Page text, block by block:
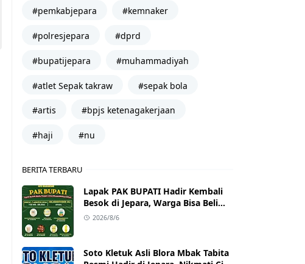
#pemkabjepara #kemnaker
#polresjepara #dprd
#bupatijepara #muhammadiyah
#atlet Sepak takraw #sepak bola
#artis #bpjs ketenagakerjaan
#haji #nu
BERITA TERBARU
Lapak PAK BUPATI Hadir Kembali
Besok di Jepara, Warga Bisa Beli
Beras hingga Minyak Goreng
2026/8/6
Soto Kletuk Asli Blora Mbak Tabita